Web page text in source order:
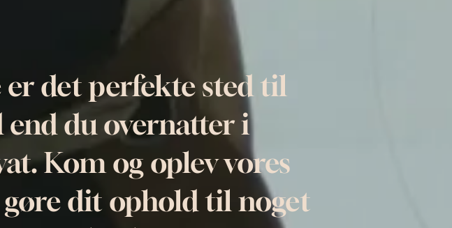
det perfekte sted til
end du overnatter i
Kom og oplev vores
dit ophold til noget